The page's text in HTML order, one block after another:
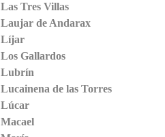
Las Tres Villas
Laujar de Andarax
Líjar
Los Gallardos
Lubrín
Lucainena de las Torres
Lúcar
Macael